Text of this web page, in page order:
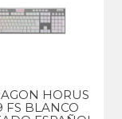
HORUS
FS BLANCO